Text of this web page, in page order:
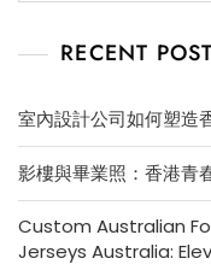
RECENT
室內設計公司如何塑造
影樓與畢業照：香港青
Custom Australian
Jerseys Australia: